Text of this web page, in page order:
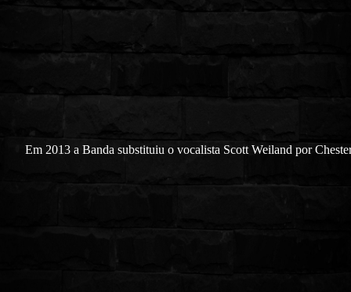
Em 2013 a Banda substituiu o vocalista Scott Weiland por